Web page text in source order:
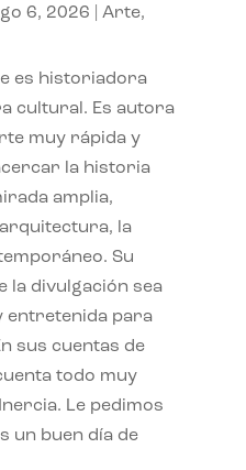
6, 2026 Arte,
es historiadora
cultural. Es autora
muy rápida y
la historia
amplia,
la
Su
la divulgación sea
entretenida para
sus cuentas de
todo muy
Le pedimos
un buen día de